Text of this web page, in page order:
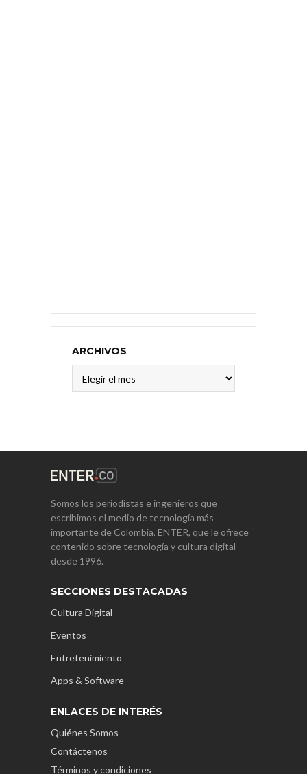
ARCHIVOS
Somos los periodistas e ingenieros que
escribimos el medio de tecnología más
importante de Colombia, ENTER, que le ofrece
contenido sobre tecnología y cultura digital
desde 1996.
SECCIONES DESTACADAS
Cultura Digital
Eventos
Entretenimiento
Apps & Software
ENLACES DE INTERÉS
Quiénes Somos
Contáctenos
Términos y condiciones